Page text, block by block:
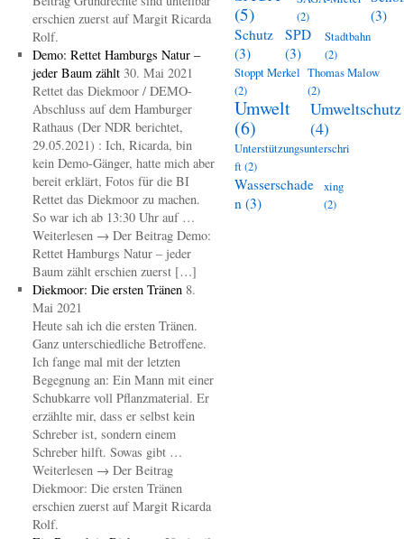
erschien zuerst auf Margit Ricarda
Rolf.
Demo: Rettet Hamburgs Natur –
jeder Baum zählt 30. Mai 2021
Rettet das Diekmoor / DEMO-
Abschluss auf dem Hamburger
Rathaus (Der NDR berichtet,
29.05.2021) : Ich, Ricarda, bin
kein Demo-Gänger, hatte mich aber
bereit erklärt, Fotos für die BI
Rettet das Diekmoor zu machen.
So war ich ab 13:30 Uhr auf …
Weiterlesen → Der Beitrag Demo:
Rettet Hamburgs Natur – jeder
Baum zählt erschien zuerst […]
Diekmoor: Die ersten Tränen 8.
Mai 2021
Heute sah ich die ersten Tränen.
Ganz unterschiedliche Betroffene.
Ich fange mal mit der letzten
Begegnung an: Ein Mann mit einer
Schubkarre voll Pflanzmaterial. Er
erzählte mir, dass er selbst kein
Schreber ist, sondern einem
Schreber hilft. Sowas gibt …
Weiterlesen → Der Beitrag
Diekmoor: Die ersten Tränen
erschien zuerst auf Margit Ricarda
Rolf.
(5)
(2)
(3)
Schutz
(3)
SPD
(3)
Stadtbahn
(2)
Stoppt Merkel
(2)
Thomas Malow
(2)
Umwelt
(6)
Umweltschutz
(4)
Unterstützungsunterschri
ft(2)
Wasserschade
n (3)
xing
(2)